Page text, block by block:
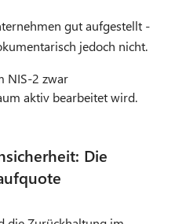
gut aufgestellt -
jedoch nicht.
NIS-2 zwar
aktiv bearbeitet wird.
Die